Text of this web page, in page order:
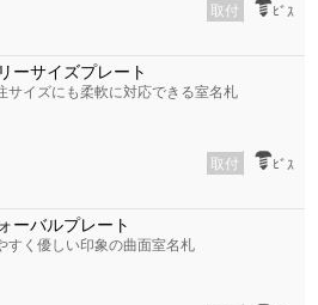
取付 ﾋﾞｽ
ーサイズプレート
サイズにも柔軟に対応できる室名札
取付 ﾋﾞｽ
ーバルプレート
すく優しい印象の曲面室名札